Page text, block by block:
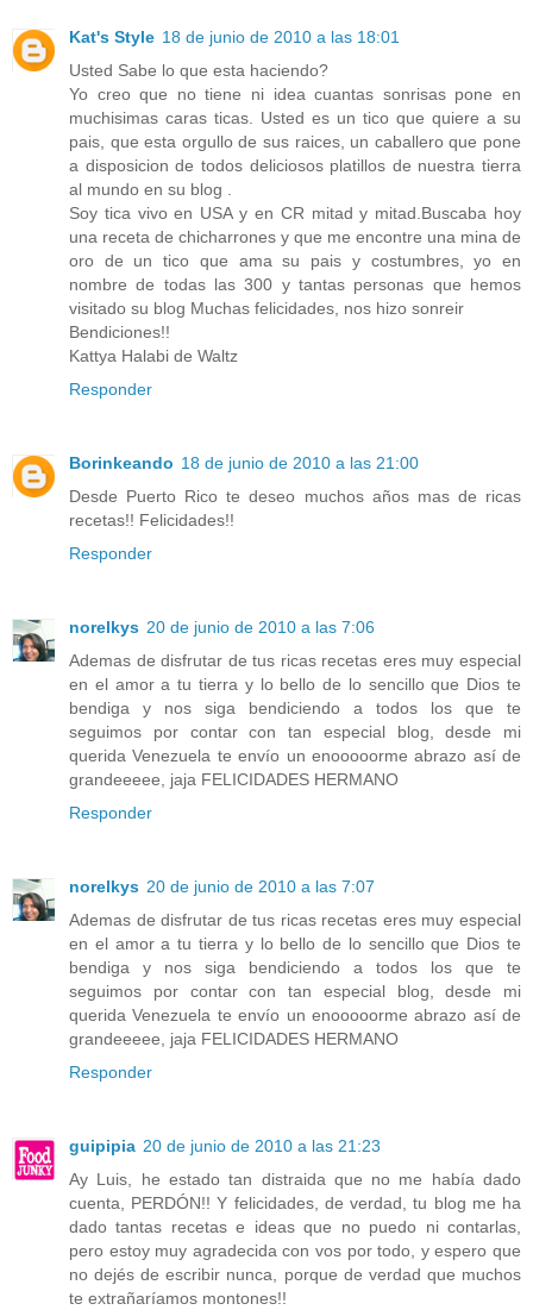
Kat's Style 18 de junio de 2010 a las 18:01
Usted Sabe lo que esta haciendo?
Yo creo que no tiene ni idea cuantas sonrisas pone en
muchisimas caras ticas. Usted es un tico que quiere a su
pais, que esta orgullo de sus raices, un caballero que pone
a disposicion de todos deliciosos platillos de nuestra tierra
al mundo en su blog .
Soy tica vivo en USA y en CR mitad y mitad.Buscaba hoy
una receta de chicharrones y que me encontre una mina de
oro de un tico que ama su pais y costumbres, yo en
nombre de todas las 300 y tantas personas que hemos
visitado su blog Muchas felicidades, nos hizo sonreir
Bendiciones!!
Kattya Halabi de Waltz
Responder
Borinkeando 18 de junio de 2010 a las 21:00
Desde Puerto Rico te deseo muchos años mas de ricas
recetas!! Felicidades!!
Responder
norelkys 20 de junio de 2010 a las 7:06
Ademas de disfrutar de tus ricas recetas eres muy especial
en el amor a tu tierra y lo bello de lo sencillo que Dios te
bendiga y nos siga bendiciendo a todos los que te
seguimos por contar con tan especial blog, desde mi
querida Venezuela te envío un enooooorme abrazo así de
grandeeeee, jaja FELICIDADES HERMANO
Responder
norelkys 20 de junio de 2010 a las 7:07
Ademas de disfrutar de tus ricas recetas eres muy especial
en el amor a tu tierra y lo bello de lo sencillo que Dios te
bendiga y nos siga bendiciendo a todos los que te
seguimos por contar con tan especial blog, desde mi
querida Venezuela te envío un enooooorme abrazo así de
grandeeeee, jaja FELICIDADES HERMANO
Responder
guipipia 20 de junio de 2010 a las 21:23
Ay Luis, he estado tan distraida que no me había dado
cuenta, PERDÓN!! Y felicidades, de verdad, tu blog me ha
dado tantas recetas e ideas que no puedo ni contarlas,
pero estoy muy agradecida con vos por todo, y espero que
no dejés de escribir nunca, porque de verdad que muchos
te extrañaríamos montones!!